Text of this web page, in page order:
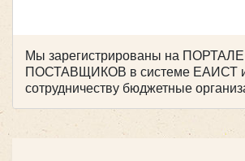
Мы зарегистрированы на ПОРТАЛЕ
ПОСТАВЩИКОВ в системе ЕАИСТ
сотрудничеству бюджетные